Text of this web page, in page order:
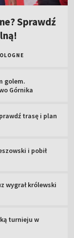
Sprawdź
golem.
Górnika
trasę i plan
i pobił
wygrał królewski
turnieju w